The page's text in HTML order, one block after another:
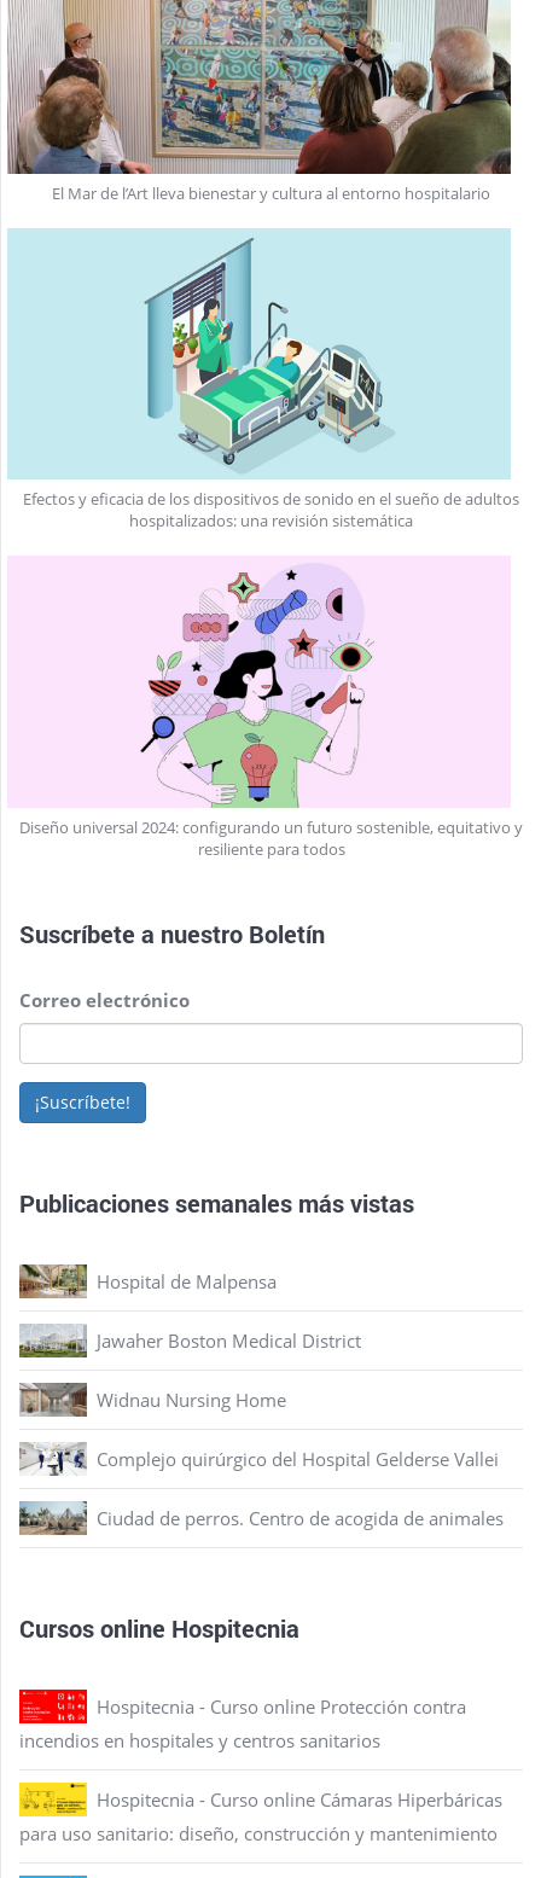
El Mar de l’Art lleva bienestar y cultura al entorno hospitalario
Efectos y eficacia de los dispositivos de sonido en el sueño de adultos
hospitalizados: una revisión sistemática
Diseño universal 2024: configurando un futuro sostenible, equitativo y
resiliente para todos
Suscríbete a nuestro Boletín
Correo electrónico
¡Suscríbete!
Publicaciones semanales más vistas
Hospital de Malpensa
Jawaher Boston Medical District
Widnau Nursing Home
Complejo quirúrgico del Hospital Gelderse Vallei
Ciudad de perros. Centro de acogida de animales
Cursos online Hospitecnia
Hospitecnia - Curso online Protección contra
incendios en hospitales y centros sanitarios
Hospitecnia - Curso online Cámaras Hiperbáricas
para uso sanitario: diseño, construcción y mantenimiento